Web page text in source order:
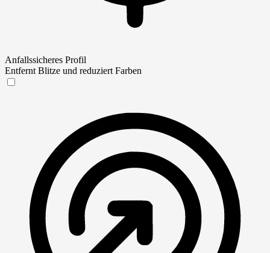
Anfallssicheres Profil
Entfernt Blitze und reduziert Farben